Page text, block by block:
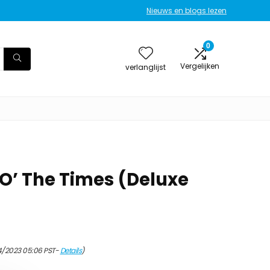
Nieuws en blogs lezen
verlanglijst
0
Vergelijken
The Times (Deluxe
05:06 PST-Details)